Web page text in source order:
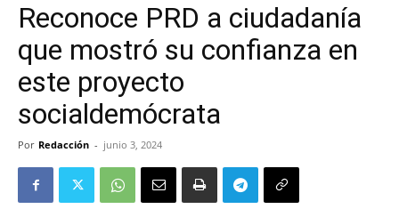
Reconoce PRD a ciudadanía
que mostró su confianza en
este proyecto
socialdemócrata
Por Redacción - junio 3, 2024